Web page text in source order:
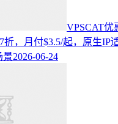
VPSCAT优
折，月付$3.5/起，原生IP
景2026-06-24